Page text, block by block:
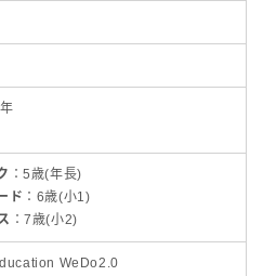
：5歳(年長)
ド ：6歳(小1)
：7歳(小2)
WeDo2.0